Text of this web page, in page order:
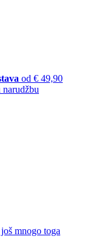
od € 49,90
narudžbu
mnogo toga